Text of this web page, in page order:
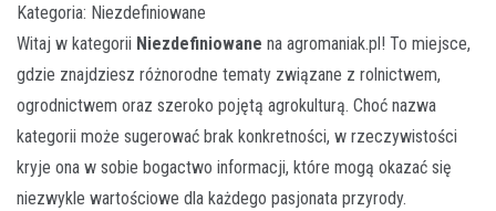
Kategoria: Niezdefiniowane
Witaj w kategorii Niezdefiniowane na agromaniak.pl! To miejsce,
gdzie znajdziesz różnorodne tematy związane z rolnictwem,
ogrodnictwem oraz szeroko pojętą agrokulturą. Choć nazwa
kategorii może sugerować brak konkretności, w rzeczywistości
kryje ona w sobie bogactwo informacji, które mogą okazać się
niezwykle wartościowe dla każdego pasjonata przyrody.